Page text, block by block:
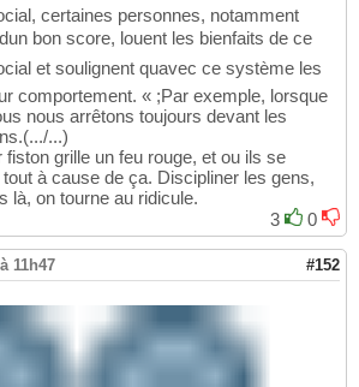
certaines personnes, notamment
bon score, louent les bienfaits de ce
et soulignent quavec ce système les
comportement. « ;Par exemple, lorsque
nous arrêtons toujours devant les
...)
grille un feu rouge, et ou ils se
à cause de ça. Discipliner les gens,
là, on tourne au ridicule.
3
0
11h47 #152